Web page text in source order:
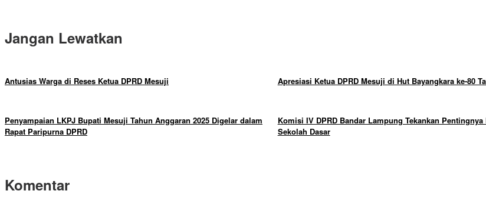
Jangan Lewatkan
Antusias Warga di Reses Ketua DPRD Mesuji Apresiasi Ketua DPRD Mesuji di Hut Bayangkara ke-80
Penyampaian LKPJ Bupati Mesuji Tahun Anggaran 2025 Digelar dalam
Rapat Paripurna DPRD
Komisi IV DPRD Bandar Lampung Tekankan
Sekolah Dasar
Komentar